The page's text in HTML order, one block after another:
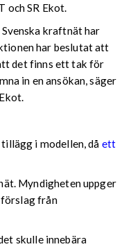
och SR Ekot.
kraftnät har
har beslutat att
det finns ett tak för
in en ansökan, säger
i modellen, då ett
Myndigheten uppger
från
skulle innebära